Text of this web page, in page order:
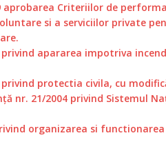
aprobarea Criteriilor de
si a serviciilor private
privind apararea impotriva
privind protectia civila, cu
nr. 21/2004 privind Sistemul
organizarea si